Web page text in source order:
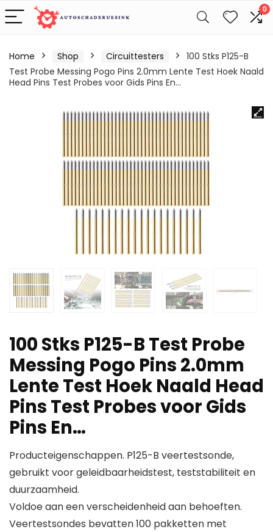
0
Home Shop Circuittesters
100 Stks P125-B
Test Probe Messing Pogo Pins 2.0mm Lente Test Hoek Naald
Head Pins Test Probes voor Gids Pins En…
100 Stks P125-B Test Probe
Messing Pogo Pins 2.0mm
Lente Test Hoek Naald Head
Pins Test Probes voor Gids
Pins En…
Producteigenschappen. P125-B veertestsonde,
gebruikt voor geleidbaarheidstest, teststabiliteit en
duurzaamheid.
Voldoe aan een verscheidenheid aan behoeften.
Veertestsondes bevatten 100 pakketten met